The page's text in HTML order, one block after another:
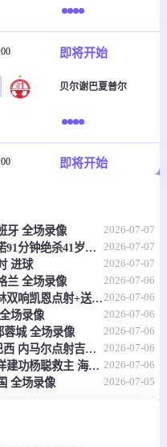
即将开始
贝尔谢巴夏普尔
即将开始
即将开始
昆比亚城市
即将开始
牙 全场录像 2026-07-07
进八强！西班牙1-0淘汰葡萄牙 梅里诺91分钟绝杀41岁C罗最后一舞 2026-07-07
进球 2026-07-07
兰 全场录像 2026-07-06
险胜！十人英格兰3-2淘汰墨西哥 贝林双响凯恩点射+送点宽萨直红 2026-07-06
场录像 2026-07-06
蓉城 全场录像 2026-07-06
哈兰德精彩双响！挪威2-1淘汰五星巴西 内马尔点射吉马良斯失点 2026-07-06
遭绝平！蓉城1-1海牛14分领跑 杨明洋建功杨聪救主 海牛仍倒数第3 2026-07-06
全场录像 2026-07-05